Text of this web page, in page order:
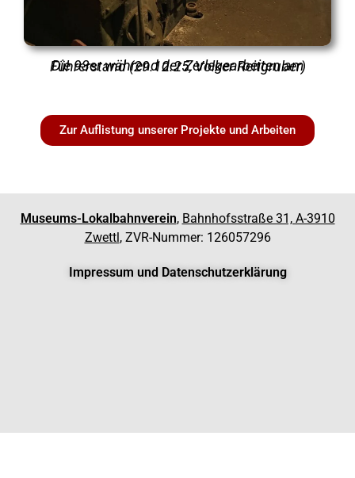
Die 93er während der Zerlegearbeiten am Führerstand (29.12.25, Volker Reitgruber)
Zur Auflistung unserer Projekte und Arbeiten
Museums-Lokalbahnverein, Bahnhofsstraße 31, A-3910
Zwettl, ZVR-Nummer: 126057296
Impressum und Datenschutzerklärung